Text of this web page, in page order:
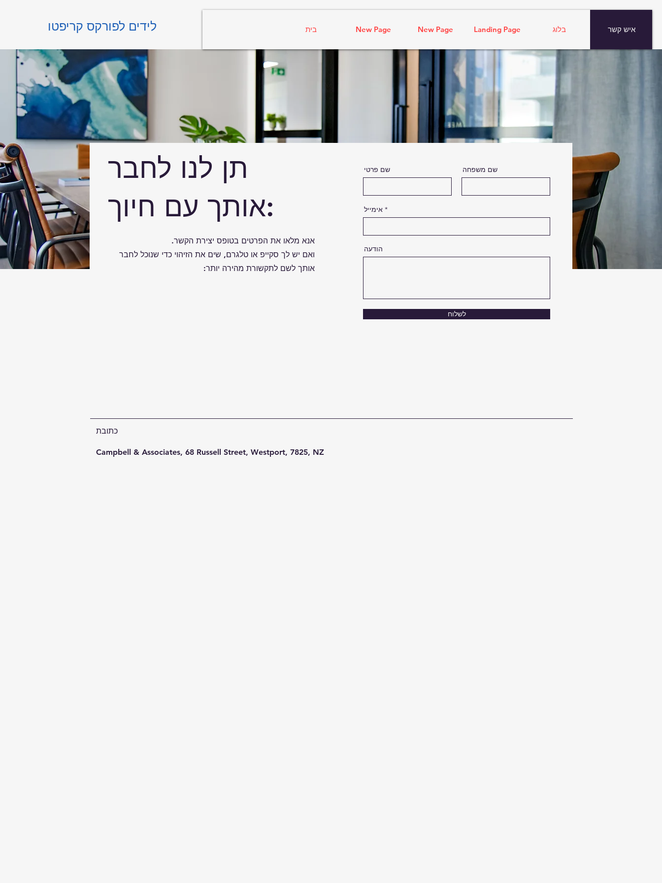
לידים לפורקס קריפטו בית New Page New Page Landing Page בלוג איש קשר
תן לנו לחבר
אותך עם חיוך:
אנא מלאו את הפרטים בטופס יצירת הקשר.
ואם יש לך סקייפ או טלגרם, שים את הזיהוי כדי שנוכל לחבר
אותך לשם לתקשורת מהירה יותר:
שם פרטי שם משפחה
אימייל
הודעה
לשלוח
כתובת
Campbell & Associates, 68 Russell Street, Westport, 7825, NZ